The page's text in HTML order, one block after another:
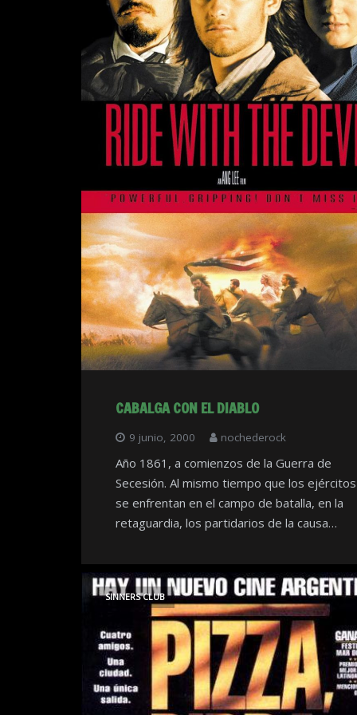
CABALGA CON EL DIABLO
9 junio, 2000 nochederock
Año 1861, a comienzos de la Guerra de
Secesión. Al mismo tiempo que los ejércitos
se enfrentan en el campo de batalla, en la
retaguardia, los partidarios de la causa…
SINNERS CLUB